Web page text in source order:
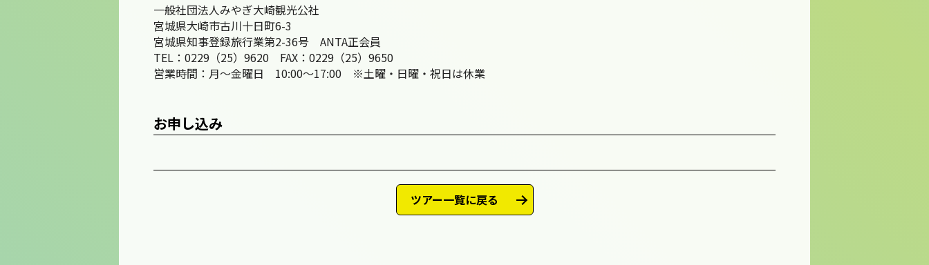
一般社団法人みやぎ大崎観光公社
宮城県大崎市古川十日町6-3
宮城県知事登録旅行業第2-36号 ANTA正会員
TEL：0229（25）9620 FAX：0229（25）9650
営業時間：月～金曜日 10:00～17:00 ※土曜・日曜・祝日は休業
お申し込み
ツアー一覧に戻る